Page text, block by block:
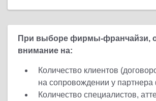
При выборе фирмы-франчайзи,
внимание на:
Количество клиентов
на сопровождении у
Количество специалистов,